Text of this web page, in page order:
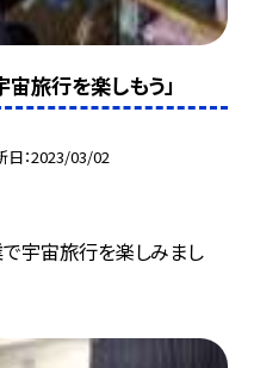
旅行を楽しもう」
日 2023/03/02
で宇宙旅行を楽しみまし